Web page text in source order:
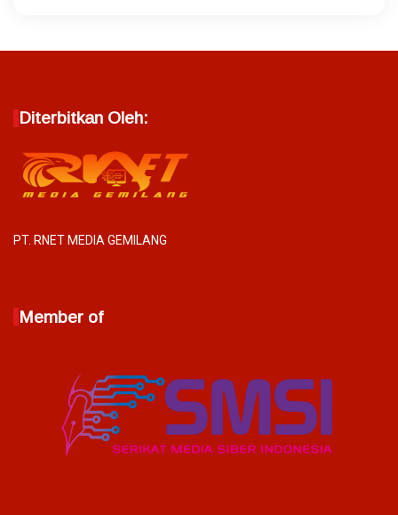
Diterbitkan Oleh:
PT. RNET MEDIA GEMILANG
Member of